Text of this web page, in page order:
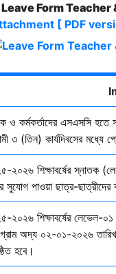
Leave Form
[ PDF
ও কর্মকর্তাদের এসএসসি হতে
৩ (তিন) কার্যদিবসের মধ্যে
২০২৬ শিক্ষাবর্ষের স্নাতক
সুযোগ পাওয়া ছাত্র-ছাত্রীদের
২০২৬ শিক্ষাবর্ষের লেভেল-০১
অদ্য ০২-০১-২০২৬ তারিখ
হবে।